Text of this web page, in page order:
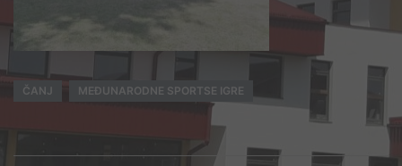
ČANJ MEĐUNARODNE SPORTSE IGRE